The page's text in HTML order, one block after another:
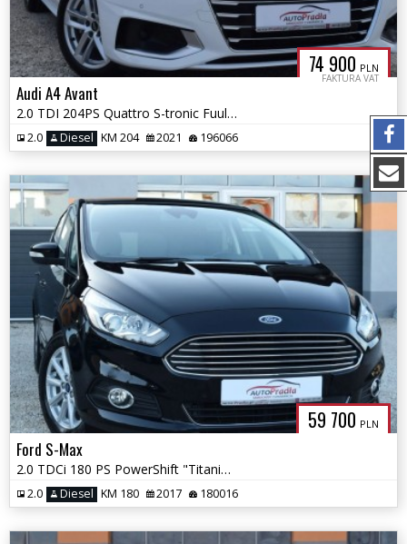
74 900 PLN
FAKTURA VAT
Audi A4 Avant
2.0 TDI 204PS Quattro S-tronic Fuul Ledy Matrix Łopatki VAT-23%
2.0 Diesel KM 204 2021 196066
59 700 PLN
Ford S-Max
2.0 TDCi 180 PS PowerShift "Titanium" Sony Ledy Navi
2.0 Diesel KM 180 2017 180016